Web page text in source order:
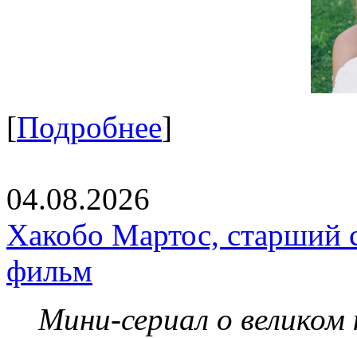
[Подробнее]
04.08.2026
Хакобо Мартос, старший
фильм
Мини-сериал о великом